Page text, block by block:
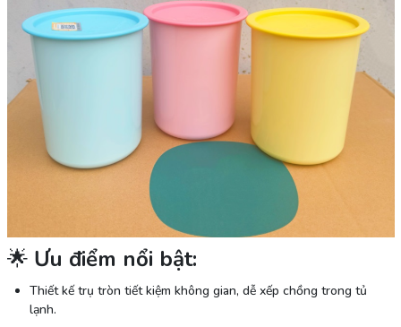
🌟 Ưu điểm nổi bật:
Thiết kế trụ tròn tiết kiệm không gian, dễ xếp chồng trong tủ
lạnh.